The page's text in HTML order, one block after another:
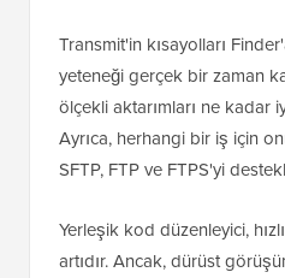
Transmit'in kısayolları
yeteneği gerçek bir zaman
ölçekli aktarımları ne kadar
Ayrıca, herhangi bir iş için
SFTP, FTP ve FTPS'yi
Yerleşik kod düzenleyici,
artıdır. Ancak, dürüst